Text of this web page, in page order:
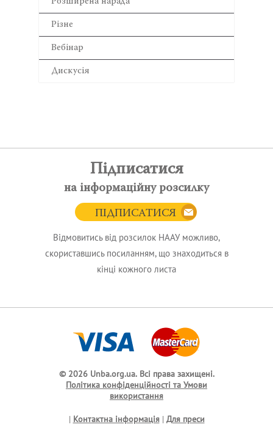
Різне
Вебінар
Дискусія
Підписатися
на інформаційну розсилку
ПІДПИСАТИСЯ
Відмовитись від розсилок НААУ можливо,
скориставшись посиланням, що знаходиться в
кінці кожного листа
© 2026 Unba.org.ua. Всі права захищені.
Політика конфіденційності та Умови
використання
| Контактна інформація| Для преси